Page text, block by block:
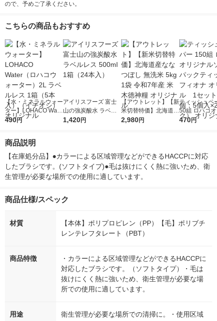
ので、予めご了承ください。
こちらの商品もおすすめ
【水・ミネラルウォー
ター】LOHACO Wate
r（ロハコウォータ
シ） オリジナル
490円
アイリスフーズ 富士
山の強炭酸水 ラベル
レス 500ml 1箱（24
1,420円
【アウトレット】【新
米切替特価】北海道産
ななつぼし 無洗米 5k
2,980円
ティッシュペ
50組 ロハコ
ルソフトパッ
オリジナル
470円
商品説明
【在庫処分品】●カラーによる区域管理などができるHACCPに対応
したブラシです。(ソフトタイプ)●毛は抜けにくく熱に強いため、衛
生管理が必要な場所での使用に適しています。
商品仕様/スペック
材質
【本体】ポリプロピレン（PP）【毛】ポリブチ
レンテレフタレート（PBT）
商品特徴
・カラーによる区域管理などができるHACCPに
対応したブラシです。（ソフトタイプ）・毛は
抜けにくく熱に強いため、衛生管理が必要な場
所での使用に適しています。
用途
衛生管理が必要な場所での清掃に。・使用区域